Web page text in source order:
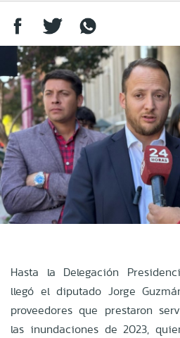
Hasta la Delegación
llegó el diputado Jorge
proveedores que prestaron
las inundaciones de 2023,